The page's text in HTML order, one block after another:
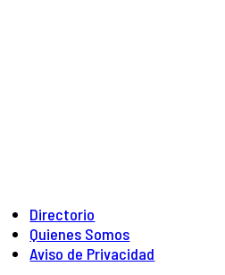
Directorio
Quienes Somos
Aviso de Privacidad